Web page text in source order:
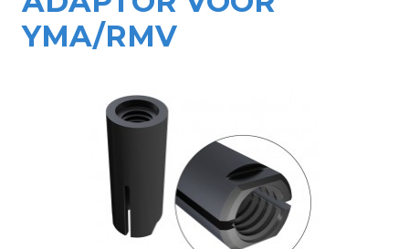
YMA/RMV